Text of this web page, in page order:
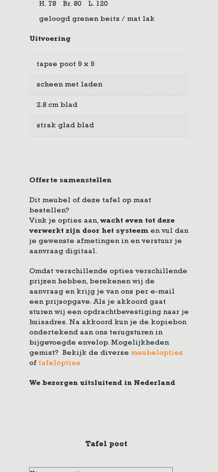
H. 78 Br. 80 L. 120
geloogd grenen beits / mat lak
Uitvoering
tapse poot 9 x 9
scheen met laden
2.8 cm blad
strak glad blad
Offerte samenstellen
Dit meubel of deze tafel op maat
bestellen?
Vink je opties aan, wacht even tot deze
verwerkt zijn door het systeem en vul dan
je gewenste afmetingen in en verstuur je
aanvraag digitaal.
Omdat verschillende opties verschillende
prijzen hebben, berekenen wij de
aanvraag en krijg je van ons per e-mail
een prijsopgave. Als je akkoord gaat
sturen wij een opdrachtbevestiging naar je
huisadres. Na akkoord kun je de kopiebon
ondertekend aan ons terugsturen in
bijgevoegde envelop. Mogelijkheden
gemist? Bekijk de diverse meubelopties
of tafelopties
We bezorgen uitsluitend in Nederland
Tafel poot